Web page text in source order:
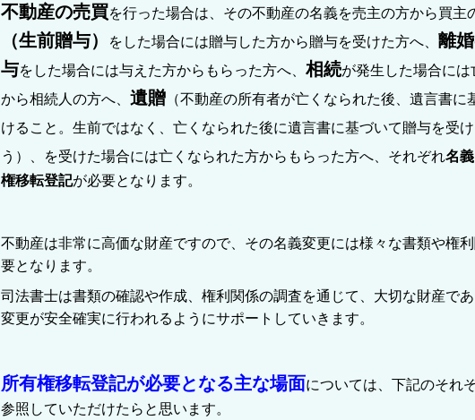
不動産の売買を行った場合は、その不動産の名義を売主の方から買主
（生前贈与）
をした場合には贈与した方から贈与を受けた方へ、 離
与をした場合には与えた方からもらった方へ、 相続が発生した場合に
から相続人の方へ、 遺贈 （不動産の所有者が亡くなられた後、遺言書に
けること。生前ではなく、亡くなられた後に遺言書に基づいて贈与を受
う）、
を受けた場合には亡くなられた方からもらった方へ、それぞれ名
権移転登記が必要となります。
不動産は非常に高価な財産ですので、その名義変更には様々な書類や権
要となります。
司法書士は書類の確認や作成、権利関係の調査を通じて、大切な財産で
変更が安全確実に行われるようにサポートしていきます。
所有権移転登記が必要となる主な場面については、下記のそれ
参照していただけたらと思います。